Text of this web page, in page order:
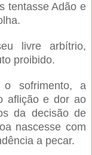
tentasse Adão e
livre arbítrio,
proibido.
sofrimento, a
aflição e dor ao
da decisão de
nascesse com
a pecar.